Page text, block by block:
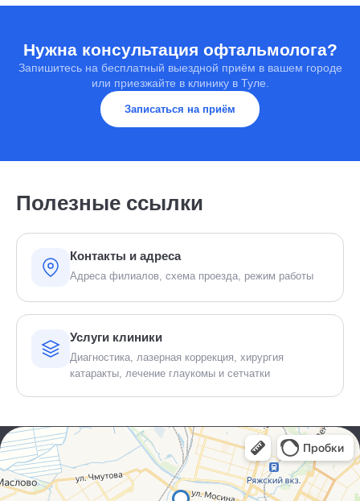
Нужна консультация офтальмолога?
Запишитесь на бесплатный выездной приём в вашем городе
или приезжайте в клинику в Туле.
Записаться на приём
Полезные ссылки
Контакты и адреса
Адреса филиалов, схема проезда, режим работы
Услуги клиники
Диагностика, лазерная коррекция, хирургия
катаракты, лечение глаукомы и сетчатки